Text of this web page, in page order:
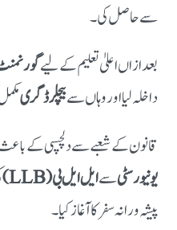
سے حاصل کی۔
بعد ازاں اعلیٰ تعلیم کے لیے
داخلہ لیا اور وہاں سےبیچلر ڈگری
قانون کے شعبے سے دلچسپی کے
یونیورسٹیسےایل ایل بی (LLB)
پیشہ ورانہ سفر کا آغاز کیا۔